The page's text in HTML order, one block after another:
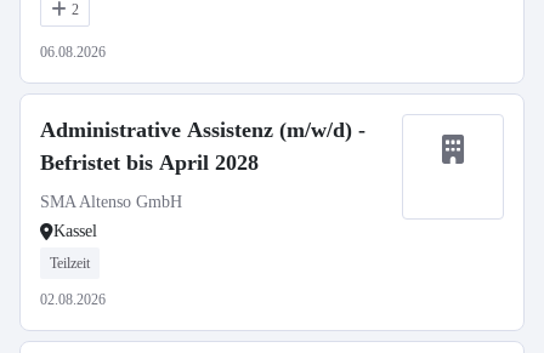
2
06.08.2026
Administrative Assistenz (m/w/d) -
Befristet bis April 2028
SMA Altenso GmbH
Kassel
Teilzeit
02.08.2026